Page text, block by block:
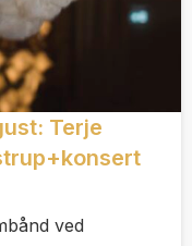
Terje
ved